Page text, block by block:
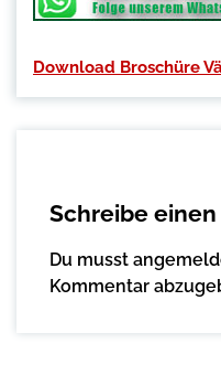
Download Broschüre
Schreibe
Du musst
Kommentar